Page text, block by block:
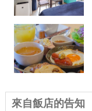
來自飯店的告知